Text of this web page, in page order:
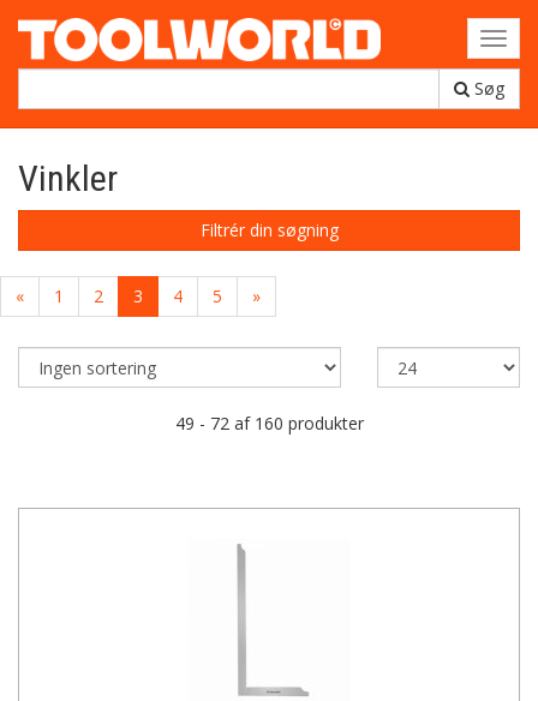
Søg
Vinkler
Filtrér din søgning
« 1 2 3 4 5 »
49 - 72 af 160 produkter